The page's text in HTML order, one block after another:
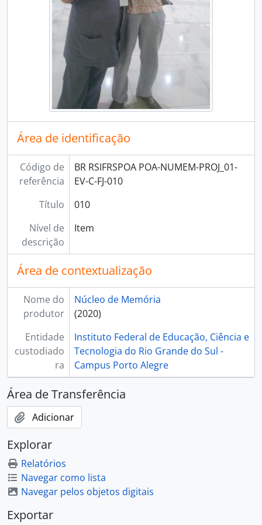
Área de identificação
Código de
referência
BR RSIFRSPOA POA-NUMEM-PROJ_01-
EV-C-FJ-010
Título
010
Nível de
descrição
Item
Área de contextualização
Nome do
produtor
Núcleo de Memória
(2020)
Entidade
custodiado
ra
Instituto Federal de Educação, Ciência e
Tecnologia do Rio Grande do Sul -
Campus Porto Alegre
Área de Transferência
Adicionar
Explorar
Relatórios
Navegar como lista
Navegar pelos objetos digitais
Exportar